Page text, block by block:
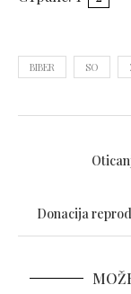
BIBER SO
Donacija